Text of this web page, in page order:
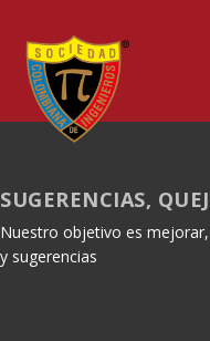
SUGERENCIAS,
Nuestro objetivo es
y sugerencias